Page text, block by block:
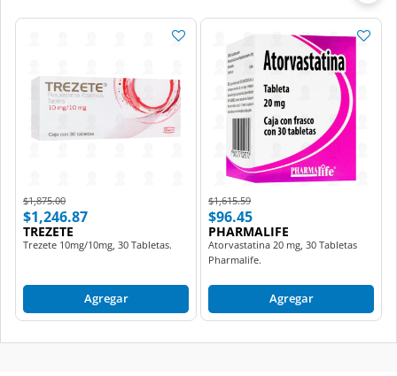
Price reduced from
$1,875.00to
$1,246.87
TREZETE
Trezete 10mg/10mg, 30 Tabletas.
Agregar
Price reduced from
$1,615.59to
$96.45
PHARMALIFE
Atorvastatina 20 mg, 30 Tabletas
Pharmalife.
Agregar